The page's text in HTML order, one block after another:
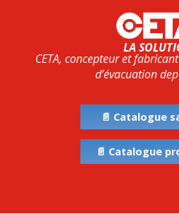
LA
CETA, concepteur et
d’évacuation
📄 Catalogue
📄 Catalogue